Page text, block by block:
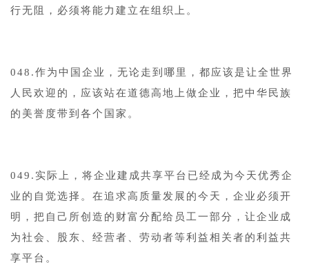
行无阻，必须将能力建立在组织上。
048.作为中国企业，无论走到哪里，都应该是让全世界
人民欢迎的，应该站在道德高地上做企业，把中华民族
的美誉度带到各个国家。
049.实际上，将企业建成共享平台已经成为今天优秀企
业的自觉选择。在追求高质量发展的今天，企业必须开
明，把自己所创造的财富分配给员工一部分，让企业成
为社会、股东、经营者、劳动者等利益相关者的利益共
享平台。